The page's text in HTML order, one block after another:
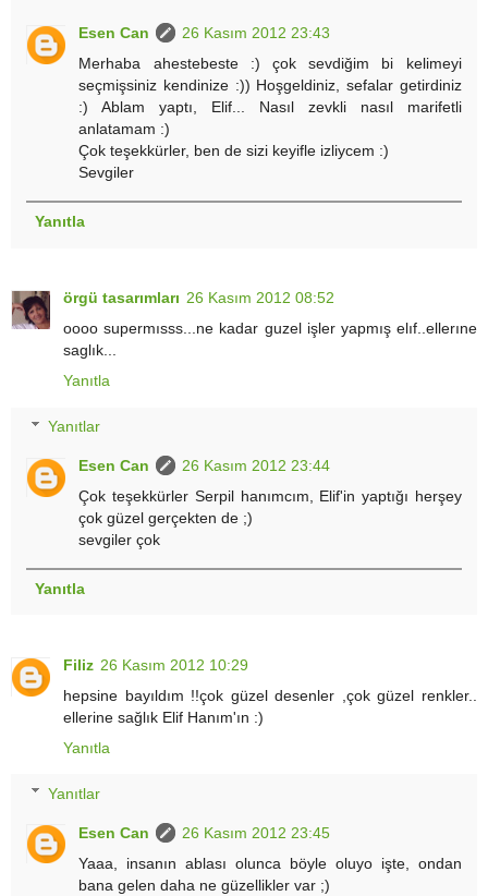
Esen Can
26 Kasım 2012 23:43
Merhaba ahestebeste :) çok sevdiğim bi kelimeyi
seçmişsiniz kendinize :)) Hoşgeldiniz, sefalar getirdiniz
:) Ablam yaptı, Elif... Nasıl zevkli nasıl marifetli
anlatamam :)
Çok teşekkürler, ben de sizi keyifle izliycem :)
Sevgiler
Yanıtla
örgü tasarımları 26 Kasım 2012 08:52
oooo supermısss...ne kadar guzel işler yapmış elıf..ellerıne
saglık...
Yanıtla
Yanıtlar
Esen Can
26 Kasım 2012 23:44
Çok teşekkürler Serpil hanımcım, Elif'in yaptığı herşey
çok güzel gerçekten de ;)
sevgiler çok
Yanıtla
Filiz 26 Kasım 2012 10:29
hepsine bayıldım !!çok güzel desenler ,çok güzel renkler..
ellerine sağlık Elif Hanım'ın :)
Yanıtla
Yanıtlar
Esen Can
26 Kasım 2012 23:45
Yaaa, insanın ablası olunca böyle oluyo işte, ondan
bana gelen daha ne güzellikler var ;)